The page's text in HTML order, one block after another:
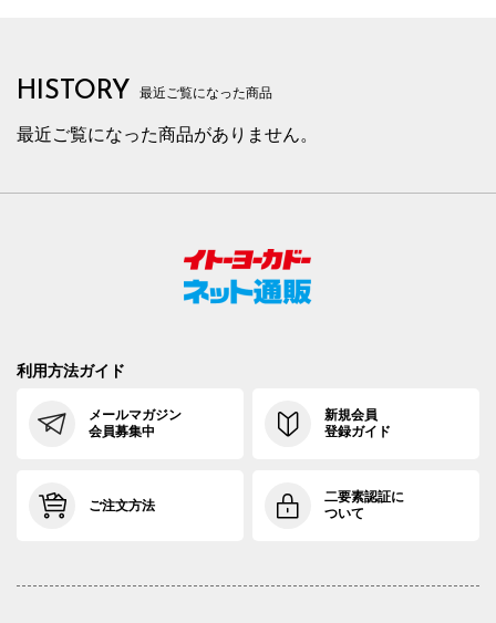
HISTORY 最近ご覧になった商品
最近ご覧になった商品がありません。
利用方法ガイド
メールマガジン
会員募集中
新規会員
登録ガイド
ご注文方法
二要素認証に
ついて